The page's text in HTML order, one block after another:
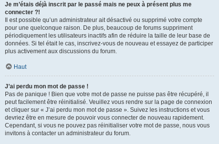
Je m’étais déjà inscrit par le passé mais ne peux à présent plus me
connecter ?!
Il est possible qu’un administrateur ait désactivé ou supprimé votre compte
pour une quelconque raison. De plus, beaucoup de forums suppriment
périodiquement les utilisateurs inactifs afin de réduire la taille de leur base de
données. Si tel était le cas, inscrivez-vous de nouveau et essayez de participer
plus activement aux discussions du forum.
Haut
J’ai perdu mon mot de passe !
Pas de panique ! Bien que votre mot de passe ne puisse pas être récupéré, il
peut facilement être réinitialisé. Veuillez vous rendre sur la page de connexion
et cliquer sur « J’ai perdu mon mot de passe ». Suivez les instructions et vous
devriez être en mesure de pouvoir vous connecter de nouveau rapidement.
Cependant, si vous ne pouvez pas réinitialiser votre mot de passe, nous vous
invitons à contacter un administrateur du forum.